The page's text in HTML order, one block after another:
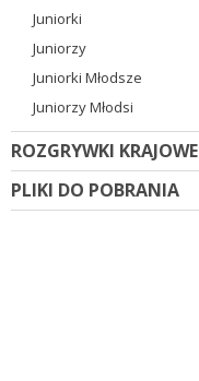
Juniorki
Juniorzy
Juniorki Młodsze
Juniorzy Młodsi
ROZGRYWKI KRAJOWE
PLIKI DO POBRANIA